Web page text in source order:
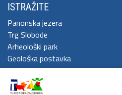
ISTRAŽITE
Panonska jezera
Trg Slobode
Arheološki park
Geološka postavka
DOŽIVITE